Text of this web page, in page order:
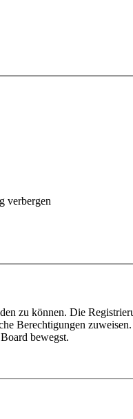
verbergen
zu können. Die
Berechtigungen
bewegst.